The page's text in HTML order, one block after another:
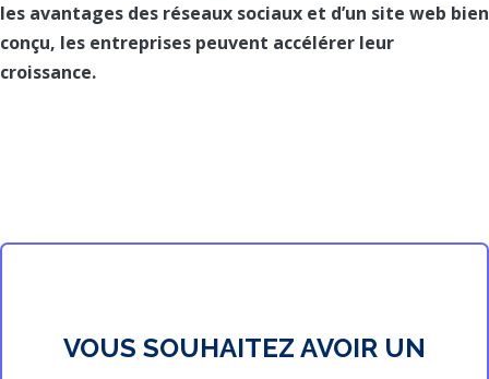
les avantages des réseaux sociaux et d’un site web bien
conçu, les entreprises peuvent accélérer leur
croissance.
VOUS SOUHAITEZ AVOIR UN